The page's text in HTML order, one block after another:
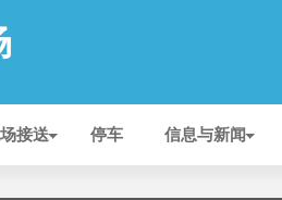
接送 停车 信息与新闻